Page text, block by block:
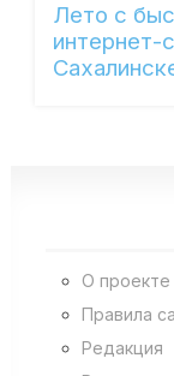
Лето с
О проекте
Правила
Редакция